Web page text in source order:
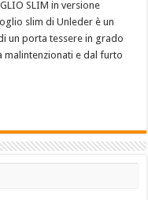
SLIM in versione
slim di Unleder è un
un porta tessere in grado
e dal furto